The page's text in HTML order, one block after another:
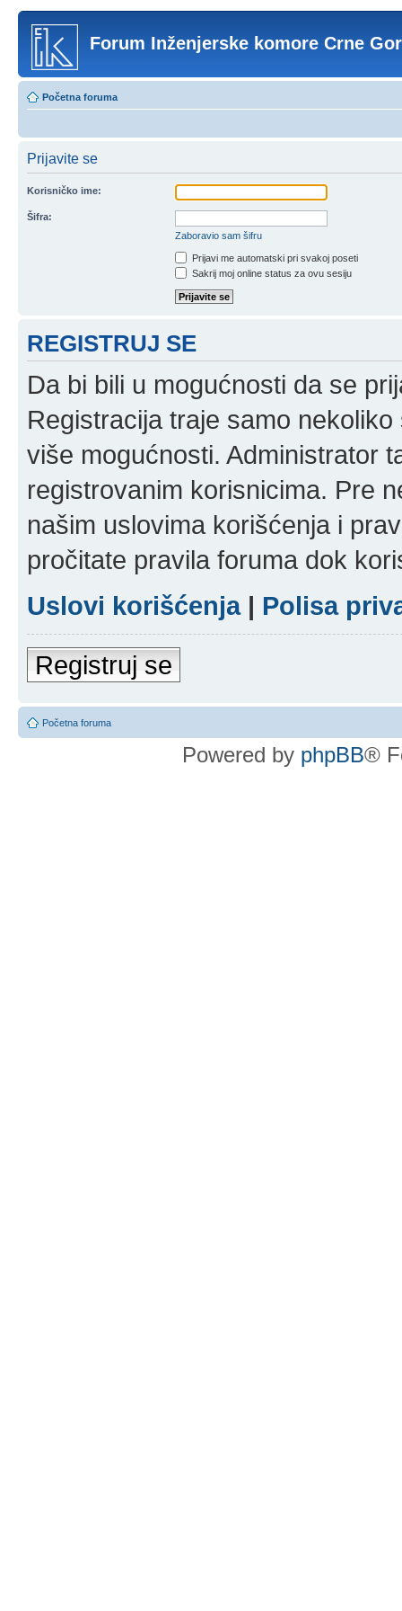
Forum Inženjerske komore Crne
Početna foruma
Prijavite se
Korisničko ime:
Šifra:
Zaboravio sam šifru
Prijavi me automatski pri svakoj poseti
Sakrij moj online status za ovu sesiju
REGISTRUJ SE
Da bi bili u mogućnosti da se
Registracija traje samo
više mogućnosti. Administrator
registrovanim korisnicima. Pre
našim uslovima korišćenja i
pročitate pravila foruma dok
Uslovi korišćenja| Polisa
Registruj se
Početna foruma
Powered by phpBB®